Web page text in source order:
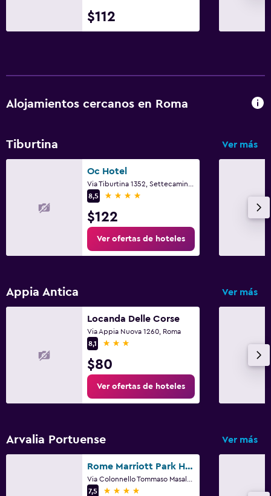
$112
Alojamientos cercanos en Roma
Tiburtina Ver más
Oc Hotel
8,5
4 estrellas
$122
Ver ofertas de hoteles
Appia Antica Ver más
Locanda Delle Corse
Via Appia Nuova 1260, Roma
8,1
3 estrellas
$80
Ver ofertas de hoteles
Arvalia Portuense Ver más
Rome Marriott Park Hotel
7,5
4 estrellas